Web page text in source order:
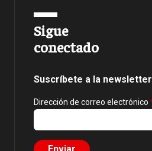
Sigue
conectado
Suscríbete a la newsletter
Dirección de correo electrónico